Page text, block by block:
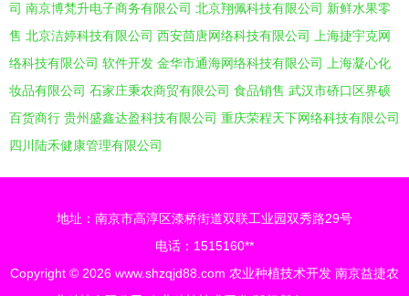
司 南京博梵升电子商务有限公司 北京翔佩科技有限公司 新鲜水果零
售 北京洁婷科技有限公司 西安茴唐网络科技有限公司
上海捷宇克网
络科技有限公司 软件开发 金华市通海网络科技有限公司
上海凝心化
妆品有限公司 石家庄秉农商贸有限公司 食品销售 武汉市硚口区界硕
百货商行 贵州盛鑫达盈科技有限公司 重庆荣程天下网络科技有限公司
四川陆禾健康管理有限公司
地址：南京市高淳区漆桥街道双联工业园双秀路29号
电话：1515160**
Copyright © 2026 www.shzqjd88.com 农业种植技术开发 南京益捷农